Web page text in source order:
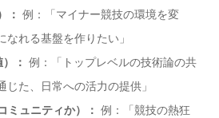
： 例：「マイナー競技の環境を変
なれる基盤を作りたい」
： 例：「トップレベルの技術論の共
た、日常への活力の提供」
ミュニティか）： 例：「競技の熱狂